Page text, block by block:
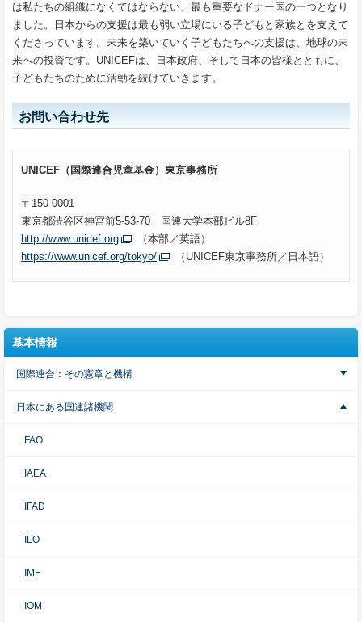
は私たちの組織になくてはならない、最も重要なドナー国の一つとなり
ました。日本からの支援は最も弱い立場にいる子どもと家族とを支えて
くださっています。未来を築いていく子どもたちへの支援は、地球の未
来への投資です。UNICEFは、日本政府、そして日本の皆様とともに、
子どもたちのために活動を続けていきます。
お問い合わせ先
UNICEF（国際連合児童基金）東京事務所
〒150-0001
東京都渋谷区神宮前5-53-70
国連大学本部ビル8F
http://www.unicef.org
（本部／英語）
https://www.unicef.org/tokyo/
（UNICEF東京事務所／日本語）
基本情報
国際連合：その憲章と機構
日本にある国連諸機関
FAO
IAEA
IFAD
ILO
IMF
IOM